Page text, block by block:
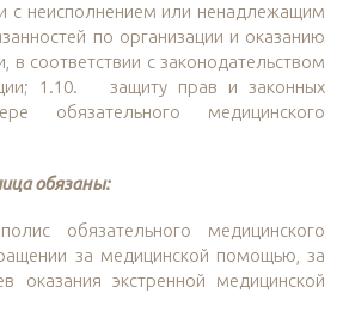
с неисполнением или ненадлежащим
по организации и оказанию
соответствии с законодательством
1.10. защиту прав и законных
обязательного медицинского
обязаны:
обязательного медицинского
за медицинской помощью, за
оказания экстренной медицинской